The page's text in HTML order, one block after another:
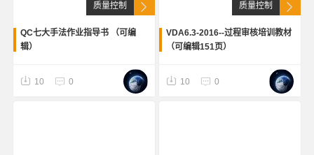
质量控制
QC七大手法作业指导书 （可编
辑）
10 0
质量控制
VDA6.3-2016--过程审核培训教材
（可编辑151页）
10 0